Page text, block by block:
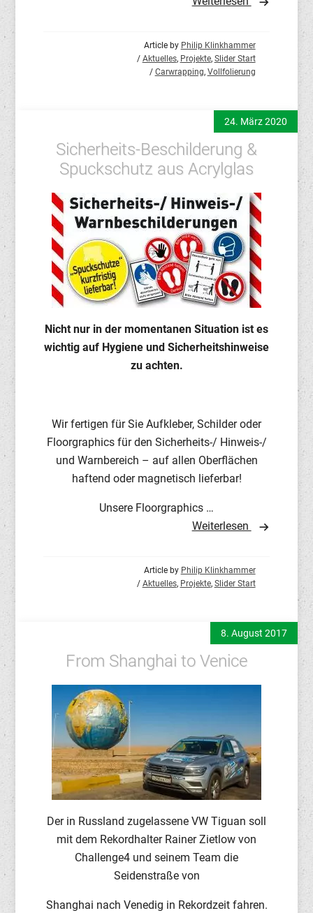
Article by Philip Klinkhammer
/ Aktuelles, Projekte, Slider Start
/ Carwrapping, Vollfolierung
24. März 2020
Sicherheits-Beschilderung &
Spuckschutz aus Acrylglas
Nicht nur in der momentanen Situation ist es
wichtig auf Hygiene und Sicherheitshinweise
zu achten.
Wir fertigen für Sie Aufkleber, Schilder oder
Floorgraphics für den Sicherheits-/ Hinweis-/
und Warnbereich – auf allen Oberflächen
haftend oder magnetisch lieferbar!
Unsere Floorgraphics …
Weiterlesen
Article by Philip Klinkhammer
/ Aktuelles, Projekte, Slider Start
8. August 2017
From Shanghai to Venice
Der in Russland zugelassene VW Tiguan soll
mit dem Rekordhalter Rainer Zietlow von
Challenge4 und seinem Team die
Seidenstraße von
Shanghai nach Venedig in Rekordzeit fahren.